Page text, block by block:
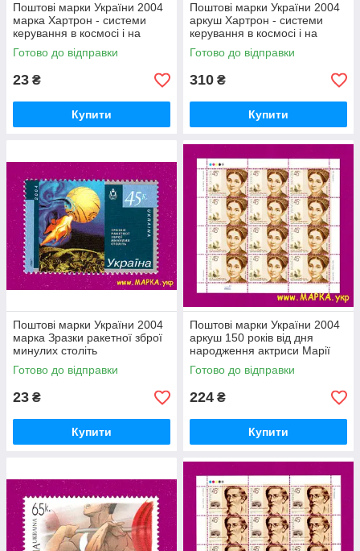
Поштові марки України 2004
марка Хартрон - системи
керування в космосі і на
землі
Готово до відправки
23 ₴
Купити
Поштові марки України 2004
аркуш Хартрон - системи
керування в космосі і на
землі
Готово до відправки
310 ₴
Купити
Поштові марки України 2004
марка Зразки ракетної зброї
минулих століть
Готово до відправки
23 ₴
Купити
Поштові марки України 2004
аркуш 150 років від дня
народження актриси Марії
Заньковецької
Готово до відправки
224 ₴
Купити